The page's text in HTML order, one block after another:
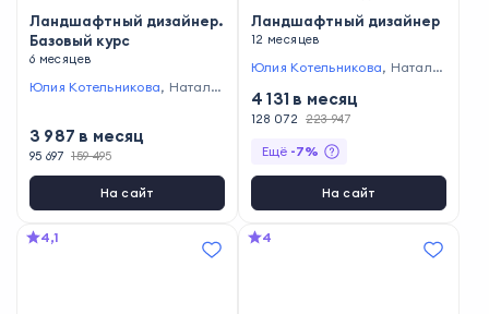
Ландшафтный дизайнер.
Базовый курс
6 месяцев
Юлия Котельникова, Наталья
на Новикова,Надежда Моск
овенко
3 987 в месяц
95 697 159 495
На сайт
Ландшафтный дизайнер
12 месяцев
Юлия Котельникова, Наталья
в
4 131 в месяц
128 072 223 947
Ещё -7%
На сайт
4,1 4